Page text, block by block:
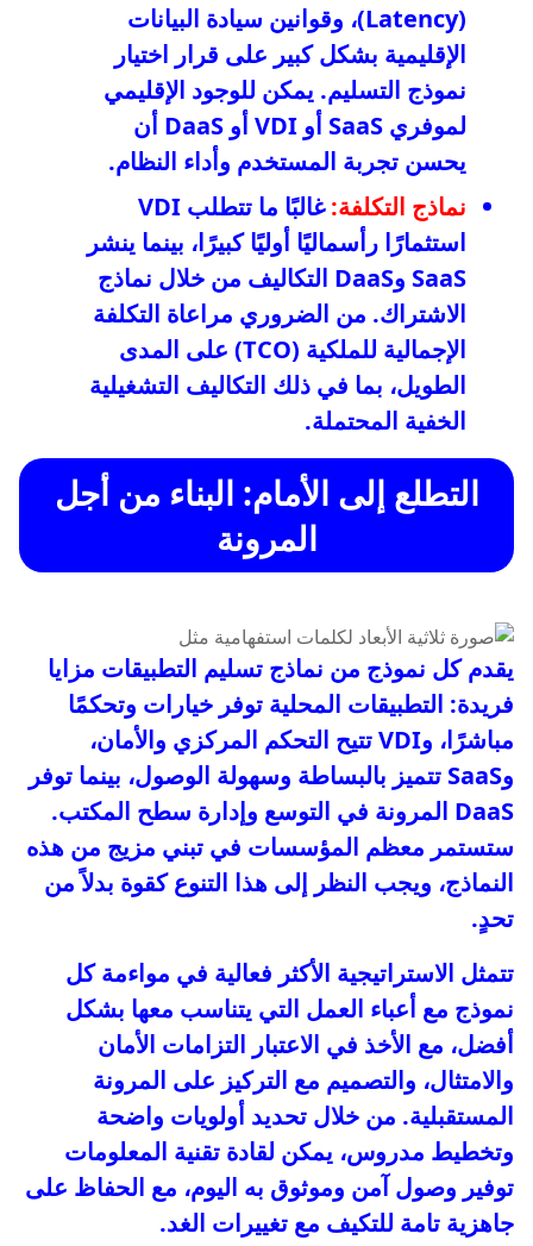
(Latency)، وقوانين سيادة البيانات
الإقليمية بشكل كبير على قرار اختيار
نموذج التسليم. يمكن للوجود الإقليمي
لموفري SaaS أو VDI أو DaaS أن
يحسن تجربة المستخدم وأداء النظام.
نماذج التكلفة:
غالبًا ما تتطلب VDI
استثمارًا رأسماليًا أوليًا كبيرًا، بينما ينشر
SaaS وDaaS التكاليف من خلال نماذج
الاشتراك. من الضروري مراعاة التكلفة
الإجمالية للملكية (TCO) على المدى
الطويل، بما في ذلك التكاليف التشغيلية
الخفية المحتملة.
التطلع إلى الأمام: البناء من أجل
المرونة
يقدم كل نموذج من نماذج تسليم التطبيقات مزايا
فريدة: التطبيقات المحلية توفر خيارات وتحكمًا
مباشرًا، وVDI تتيح التحكم المركزي والأمان،
وSaaS تتميز بالبساطة وسهولة الوصول، بينما توفر
DaaS المرونة في التوسع وإدارة سطح المكتب.
ستستمر معظم المؤسسات في تبني مزيج من هذه
النماذج، ويجب النظر إلى هذا التنوع كقوة بدلاً من
تحدٍ.
تتمثل الاستراتيجية الأكثر فعالية في مواءمة كل
نموذج مع أعباء العمل التي يتناسب معها بشكل
أفضل، مع الأخذ في الاعتبار التزامات الأمان
والامتثال، والتصميم مع التركيز على المرونة
المستقبلية. من خلال تحديد أولويات واضحة
وتخطيط مدروس، يمكن لقادة تقنية المعلومات
توفير وصول آمن وموثوق به اليوم، مع الحفاظ على
جاهزية تامة للتكيف مع تغييرات الغد.